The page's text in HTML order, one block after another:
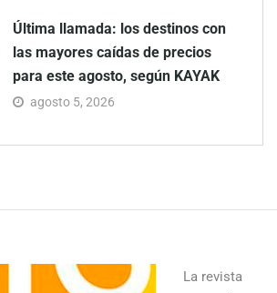
Última llamada: los destinos con
las mayores caídas de precios
para este agosto, según KAYAK
agosto 5, 2026
La revista